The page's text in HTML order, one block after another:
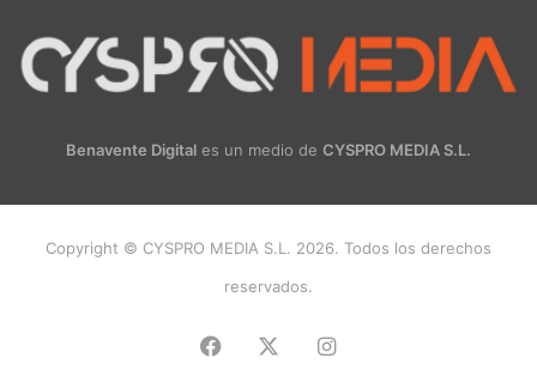
Benavente Digital es un medio de CYSPRO MEDIA S.L.
Copyright © CYSPRO MEDIA S.L. 2026. Todos los derechos
reservados.
Facebook Instagram